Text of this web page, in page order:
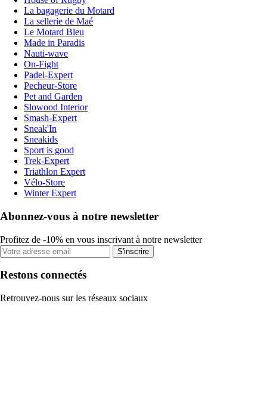
La bagagerie du Motard
La sellerie de Maé
Le Motard Bleu
Made in Paradis
Nauti-wave
On-Fight
Padel-Expert
Pecheur-Store
Pet and Garden
Slowood Interior
Smash-Expert
Sneak'In
Sneakids
Sport is good
Trek-Expert
Triathlon Expert
Vélo-Store
Winter Expert
Abonnez-vous à notre newsletter
Profitez de -10% en vous inscrivant à notre newsletter
S'inscrire
Restons connectés
Retrouvez-nous sur les réseaux sociaux